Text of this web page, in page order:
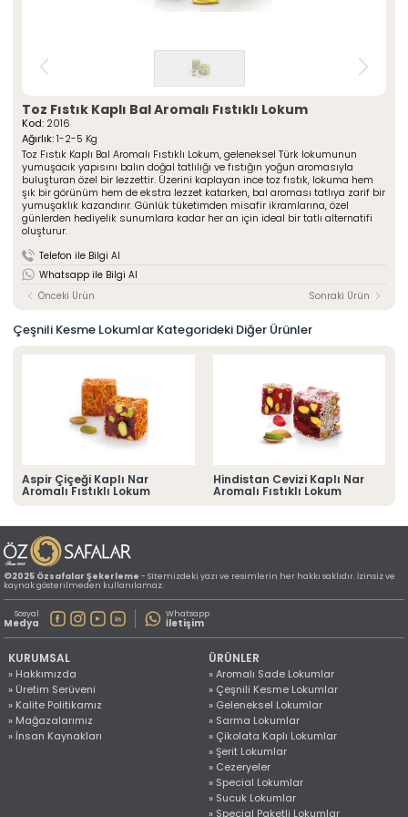
Kurumsal
» Hakkımızda
» Üretim Serüveni
» Kalite Politikamız
» İnsan Kaynakları
» Mağazalarımız
» Konya
MULTIMEDYA
» İleitşim Bilgilerimiz
» Konum Bilgilerimiz
» Çikolata Kaplı Lokumlar
» Cezeryeler
» Special Lokumlar
» Sucuk Lokumlar
» Special Paketli Lokumlar
» Geleneksel Paketli Lokumlar
Tüm hakkı saklıdır. Sitemizde kullanılan tüm içerik ve görseller
©2025 Özsafalar Şekerleme'ye ait olup izinsiz kullanımı hukuki yaptırıma tabidir.
ŞEKERLEME
Hakkımızda
Üretim Serüveni
Kalite Politikamız
Mağazalarımız
Foto Galeri
Kariyer
İletişim
Toz Fıstık Kaplı Bal Aromalı Fıstıklı Lokum
Kod: 2016
Ağırlık:1-2-5 Kg
Toz Fıstık Kaplı Bal Aromalı Fıstıklı Lokum, geleneksel Türk lokumunun
yumuşacık yapısını balın doğal tatlılığı ve fıstığın yoğun aromasıyla
buluşturan özel bir lezzettir. Üzerini kaplayan ince toz fıstık, lokuma hem
şık bir görünüm hem de ekstra lezzet katarken, bal aroması tatlıya zarif bir
yumuşaklık kazandırır. Günlük tüketimden misafir ikramlarına, özel
günlerden hediyelik sunumlara kadar her an için ideal bir tatlı alternatifi
oluşturur.
Telefon ile Bilgi Al
Whatsapp ile Bilgi Al
Önceki Ürün
Sonraki Ürün
Çeşnili Kesme Lokumlar Kategorideki Diğer Ürünler
Aspir Çiçeği Kaplı Nar
Aromalı Fıstıklı Lokum
Hindistan Cevizi Kaplı Nar
Aromalı Fıstıklı Lokum
©2025 Özsafalar Şekerleme- Sitemizdeki yazı ve resimlerin her hakkı saklıdır. İzinsiz ve
kaynak gösterilmeden kullanılamaz.
Sosyal
Medya
Whatsapp
İletişim
KURUMSAL
» Hakkımızda
» Üretim Serüveni
» Kalite Politikamız
» Mağazalarımız
» İnsan Kaynakları
ÜRÜNLER
» Aromalı Sade Lokumlar
» Çeşnili Kesme Lokumlar
» Geleneksel Lokumlar
» Sarma Lokumlar
» Çikolata Kaplı Lokumlar
» Şerit Lokumlar
» Cezeryeler
» Special Lokumlar
» Sucuk Lokumlar
» Special Paketli Lokumlar